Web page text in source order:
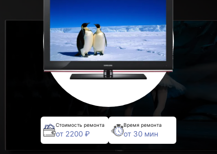
Стоимость ремонта
от 2200 ₽
Время ремонта
от 30 мин